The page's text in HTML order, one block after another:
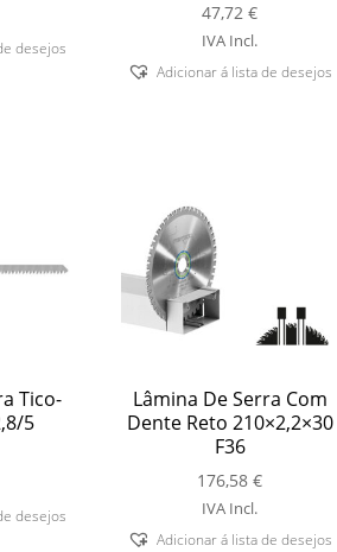
desejos
47,72€
IVA Incl.
Adicionar á lista de desejos
Tico-
5
desejos
Lâmina De Serra Com
Dente Reto 210×2,2×30
F36
176,58€
IVA Incl.
Adicionar á lista de desejos